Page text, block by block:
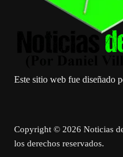
Este sitio web fue diseñado
Copyright © 2026 Noticias
los derechos reservados.